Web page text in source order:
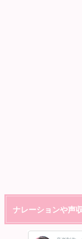
ナレーションや声